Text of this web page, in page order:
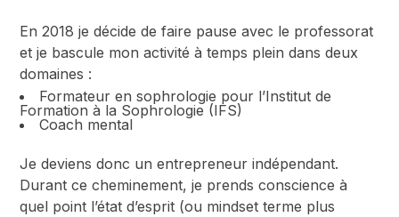
En 2018 je décide de faire pause avec le professorat
et je bascule mon activité à temps plein dans deux
domaines :
Formateur en sophrologie pour l’Institut de
Formation à la Sophrologie (IFS)
Coach mental
Je deviens donc un entrepreneur indépendant.
Durant ce cheminement, je prends conscience à
quel point l’état d’esprit (ou mindset terme plus